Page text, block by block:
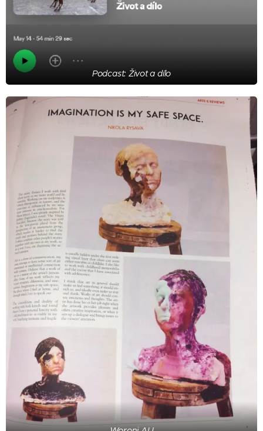
Podcast: Život a dílo